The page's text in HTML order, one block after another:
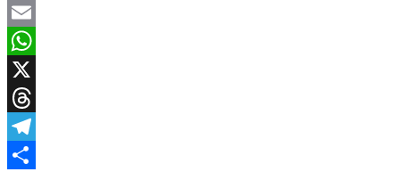
Facebook
Email
WhatsApp
X
Threads
Telegram